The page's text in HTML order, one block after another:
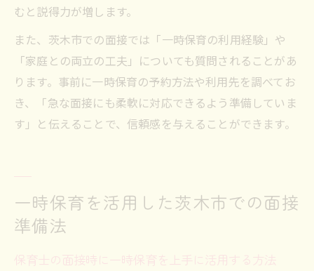
むと説得力が増します。
また、茨木市での面接では「一時保育の利用経験」や
「家庭との両立の工夫」についても質問されることがあ
ります。事前に一時保育の予約方法や利用先を調べてお
き、「急な面接にも柔軟に対応できるよう準備していま
す」と伝えることで、信頼感を与えることができます。
一時保育を活用した茨木市での面接
準備法
保育士の面接時に一時保育を上手に活用する方法